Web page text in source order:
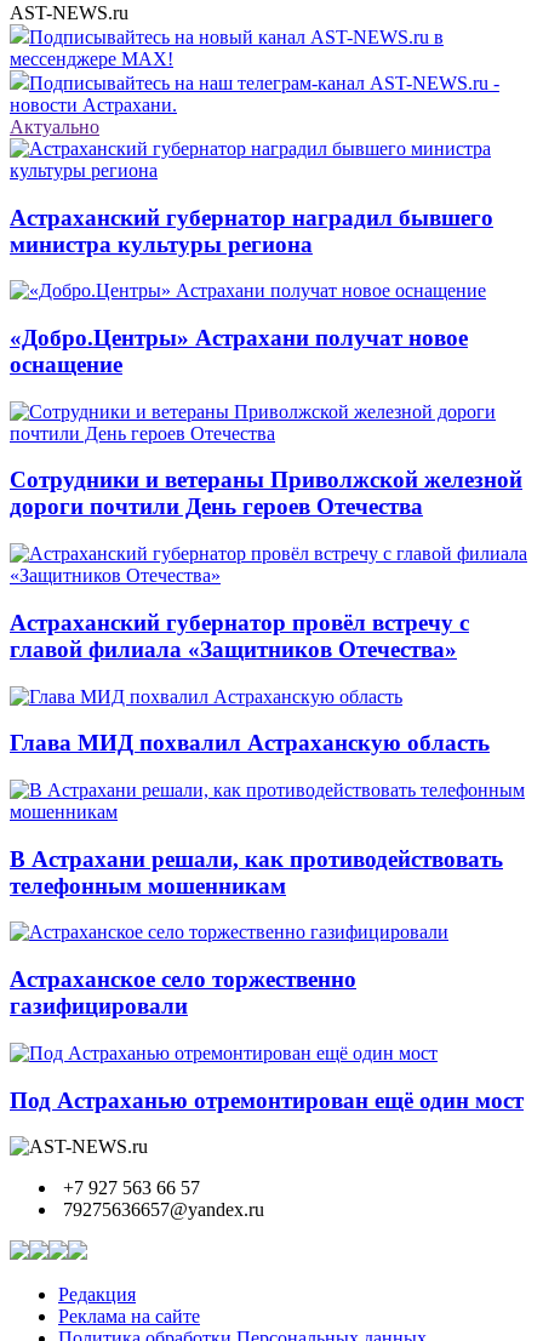
AST-NEWS.ru
Подписывайтесь на новый канал AST-NEWS.ru в
мессенджере MAX!
Подписывайтесь на наш телеграм-канал AST-NEWS.ru -
новости Астрахани.
Актуально
Астраханский губернатор наградил бывшего
министра культуры региона
«Добро.Центры» Астрахани получат новое
оснащение
Сотрудники и ветераны Приволжской железной
дороги почтили День героев Отечества
Астраханский губернатор провёл встречу с
главой филиала «Защитников Отечества»
Глава МИД похвалил Астраханскую область
В Астрахани решали, как противодействовать
телефонным мошенникам
Астраханское село торжественно
газифицировали
Под Астраханью отремонтирован ещё один мост
+7 927 563 66 57
79275636657@yandex.ru
Редакция
Реклама на сайте